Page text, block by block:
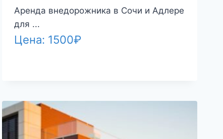
Аренда внедорожника в Сочи и Адлере
для ...
Цена: 1500₽